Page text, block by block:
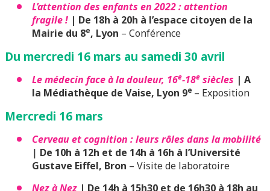
L’attention des enfants en 2022 : attention
fragile ! | De 18h à 20h à l’espace citoyen de la
Mairie du 8e, Lyon – Conférence
Du mercredi 16 mars au samedi 30 avril
Le médecin face à la douleur, 16e-18e siècles | A
la Médiathèque de Vaise, Lyon 9e – Exposition
Mercredi 16 mars
Cerveau et cognition : leurs rôles dans la mobilité
| De 10h à 12h et de 14h à 16h à l’Université
Gustave Eiffel, Bron – Visite de laboratoire
Nez à Nez | De 14h à 15h30 et de 16h30 à 18h au